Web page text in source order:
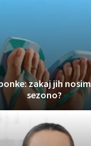
zakaj jih
sezono?